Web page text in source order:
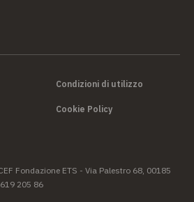
Condizioni di utilizzo
Cookie Policy
Fondazione ETS - Via Palestro 68, 00185
205 86